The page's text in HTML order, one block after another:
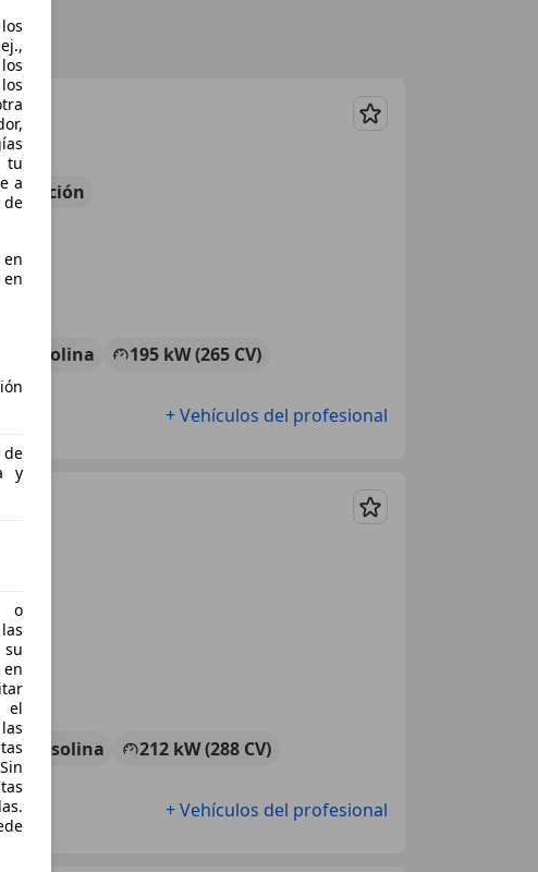
Guardar
Gasolina
195 kW (265 CV)
+ Vehículos del profesional
Guardar
Gasolina
212 kW (288 CV)
+ Vehículos del profesional
tu
a
y
o
el